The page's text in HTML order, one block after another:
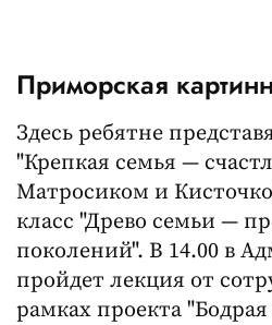
Приморская
Здесь ребятне
"Крепкая семья —
Матросиком и
класс "Древо семьи —
поколений". В 14.00 в
пройдет лекция от
рамках проекта "Бодрая